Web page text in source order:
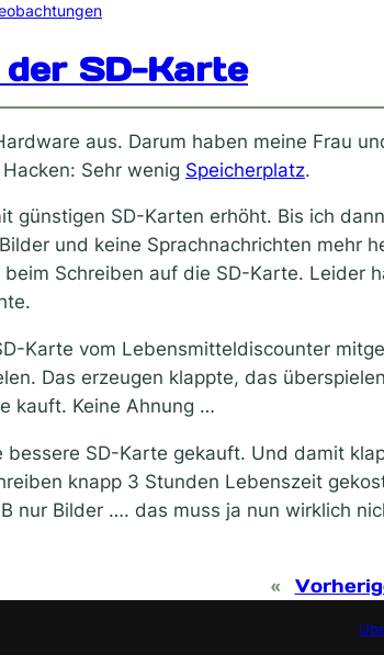
SD-Karte
aus. Darum haben meine Frau
Sehr wenig Speicherplatz.
günstigen SD-Karten erhöht. Bis ich
und keine Sprachnachrichten mehr
Schreiben auf die SD-Karte.
Karte vom Lebensmitteldiscounter
Das erzeugen klappte, das
kauft. Keine Ahnung …
bessere SD-Karte gekauft. Und damit
knapp 3 Stunden Lebenszeit
nur Bilder …. das muss ja nun wirklich
«